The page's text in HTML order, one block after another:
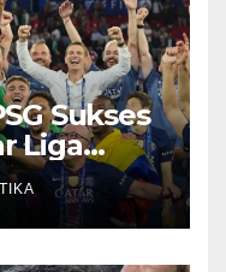
Sukses
Liga